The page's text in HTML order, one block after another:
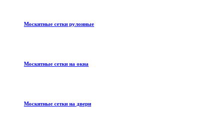
Москитные сетки рулонные
Москитные сетки на окна
Москитные сетки на двери